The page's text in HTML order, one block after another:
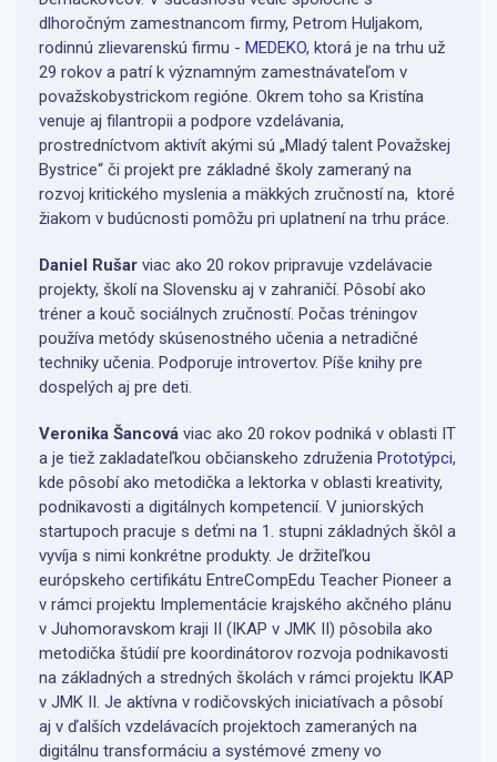
dlhoročným zamestnancom firmy, Petrom Huljakom,
rodinnú zlievarenskú firmu - MEDEKO, ktorá je na trhu už
29 rokov a patrí k významným zamestnávateľom v
považskobystrickom regióne. Okrem toho sa Kristína
venuje aj filantropii a podpore vzdelávania,
prostredníctvom aktivít akými sú „Mladý talent Považskej
Bystrice“ či projekt pre základné školy zameraný na
rozvoj kritického myslenia a mäkkých zručností na, ktoré
žiakom v budúcnosti pomôžu pri uplatnení na trhu práce.
Daniel Rušar viac ako 20 rokov pripravuje vzdelávacie
projekty, školí na Slovensku aj v zahraničí. Pôsobí ako
tréner a kouč sociálnych zručností. Počas tréningov
používa metódy skúsenostného učenia a netradičné
techniky učenia. Podporuje introvertov. Píše knihy pre
dospelých aj pre deti.
Veronika Šancová viac ako 20 rokov podniká v oblasti IT
a je tiež zakladateľkou občianskeho združenia Prototýpci,
kde pôsobí ako metodička a lektorka v oblasti kreativity,
podnikavosti a digitálnych kompetencií. V juniorských
startupoch pracuje s deťmi na 1. stupni základných škôl a
vyvíja s nimi konkrétne produkty. Je držiteľkou
európskeho certifikátu EntreCompEdu Teacher Pioneer a
v rámci projektu Implementácie krajského akčného plánu
v Juhomoravskom kraji II (IKAP v JMK II) pôsobila ako
metodička štúdií pre koordinátorov rozvoja podnikavosti
na základných a stredných školách v rámci projektu IKAP
v JMK II. Je aktívna v rodičovských iniciatívach a pôsobí
aj v ďalších vzdelávacích projektoch zameraných na
digitálnu transformáciu a systémové zmeny vo